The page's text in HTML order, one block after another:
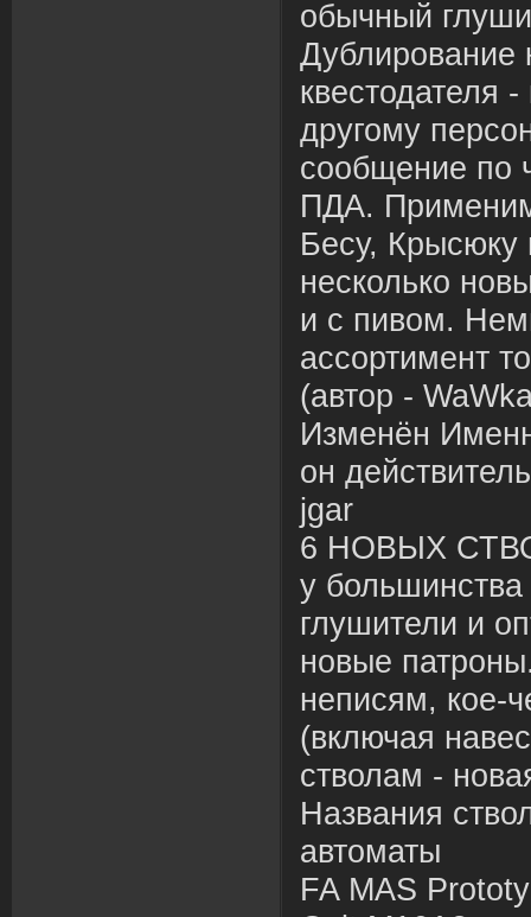
обычный
Дублирование
квестодателя
другому
сообщение по
ПДА.
Бесу, Крысюку
несколько
и с пивом.
ассортимент
(автор -
Изменён
он
jgar
6 НОВЫХ
у
глушители и
новые
неписям, кое-
(включая
стволам -
Названия
автоматы
FA MAS